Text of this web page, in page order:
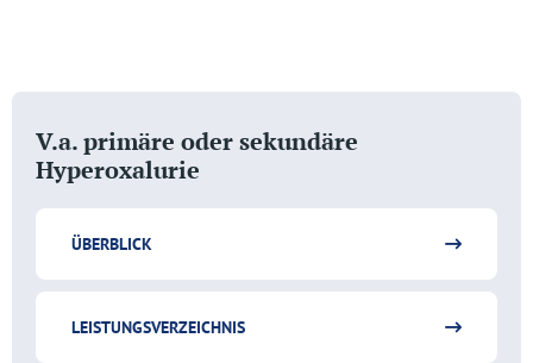
V.a. primäre oder sekundäre
Hyperoxalurie
ÜBERBLICK
LEISTUNGSVERZEICHNIS